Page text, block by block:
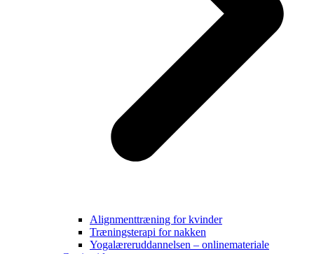
Alignmenttræning for kvinder
Træningsterapi for nakken
Yogalæreruddannelsen – onlinemateriale